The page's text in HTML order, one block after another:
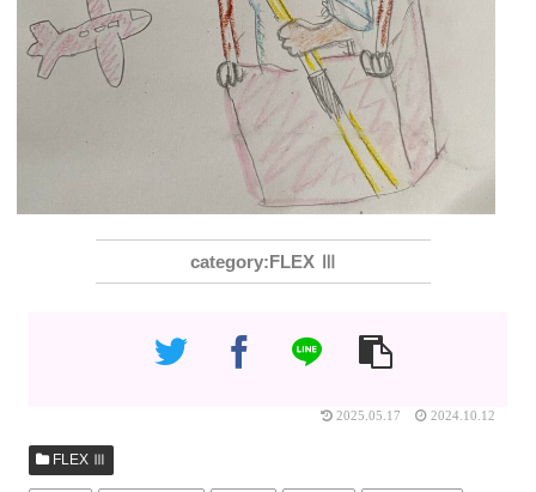
FLEX Ⅲ
2025.05.17 2024.10.12
FLEX Ⅲ